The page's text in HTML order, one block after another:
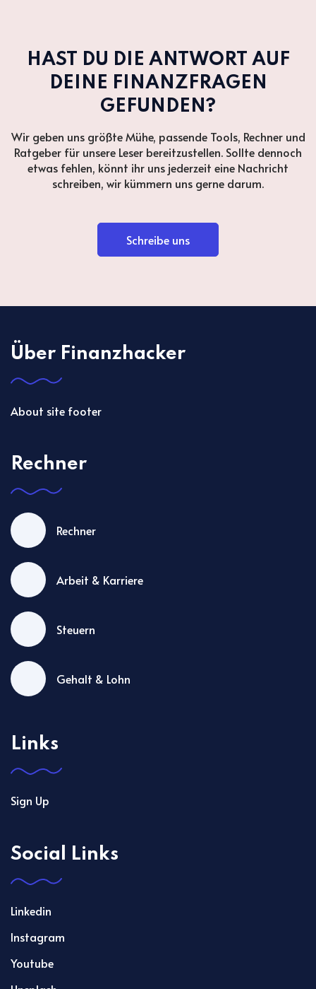
HAST DU DIE ANTWORT AUF
DEINE FINANZFRAGEN
GEFUNDEN?
Wir geben uns größte Mühe, passende Tools, Rechner und
Ratgeber für unsere Leser bereitzustellen. Sollte dennoch
etwas fehlen, könnt ihr uns jederzeit eine Nachricht
schreiben, wir kümmern uns gerne darum.
Schreibe uns
Über Finanzhacker
About site footer
Rechner
Rechner
Arbeit & Karriere
Steuern
Gehalt & Lohn
Links
Sign Up
Social Links
Linkedin
Instagram
Youtube